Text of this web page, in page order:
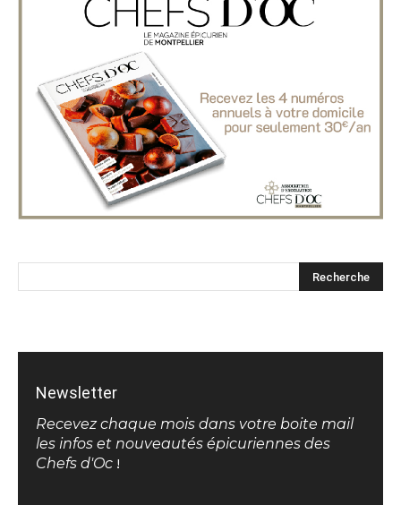
Newsletter
Recevez chaque mois dans votre boite mail
les infos et nouveautés épicuriennes des
Chefs d'Oc !